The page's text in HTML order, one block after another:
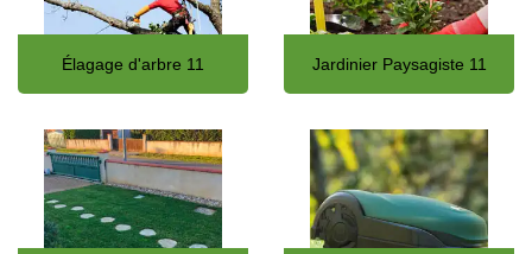
Élagage d'arbre 11 Jardinier Paysagiste 11